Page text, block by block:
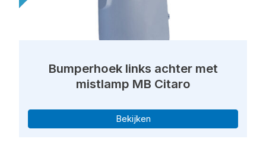
Bumperhoek links achter met
mistlamp MB Citaro
Bekijken